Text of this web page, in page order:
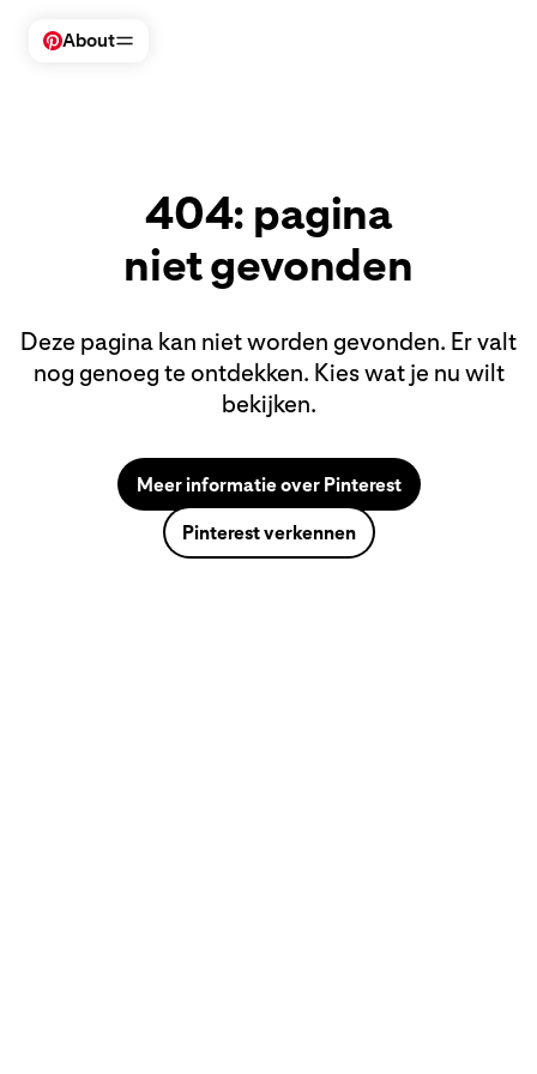
About
Veiligheid en ondersteuning
Voor bedrijven
404: pagina
niet gevonden
Deze pagina kan niet worden gevonden. Er valt
nog genoeg te ontdekken. Kies wat je nu wilt
bekijken.
Meer informatie over Pinterest
Pinterest verkennen